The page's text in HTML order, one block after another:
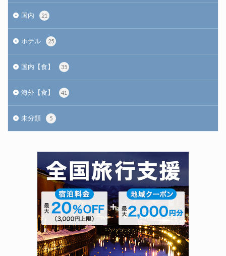
国内 21
ホテル 25
国内【食】 35
海外【食】 41
未分類 5